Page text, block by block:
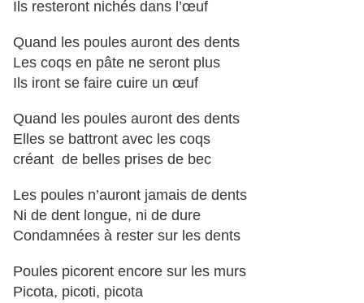
Ils resteront nichés dans l’œuf
Quand les poules auront des dents
Les coqs en pâte ne seront plus
Ils iront se faire cuire un œuf
Quand les poules auront des dents
Elles se battront avec les coqs
créant de belles prises de bec
Les poules n’auront jamais de dents
Ni de dent longue, ni de dure
Condamnées à rester sur les dents
Poules picorent encore sur les murs
Picota, picoti, picota